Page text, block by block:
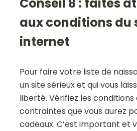
aux conditions du
internet
Pour faire votre liste de
un site sérieux et qui vous
liberté. Vérifiez les conditions
contraintes que vous aurez
cadeaux. C’est important et